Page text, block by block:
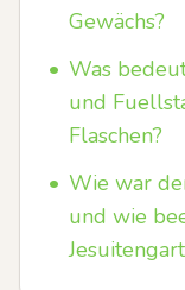
Gewächs?
• Was
und
Flaschen?
• Wie war
und wie